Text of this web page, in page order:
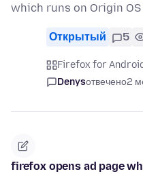
which runs on Origin OS
Открытый 5
Firefox for
Denysотвечено2
firefox opens ad page